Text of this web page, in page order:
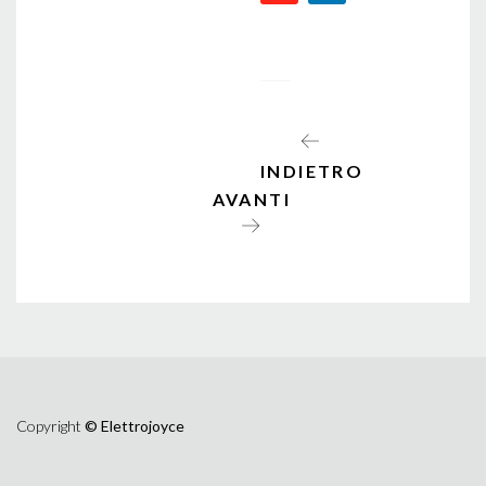
INDIETRO
AVANTI
Copyright © Elettrojoyce